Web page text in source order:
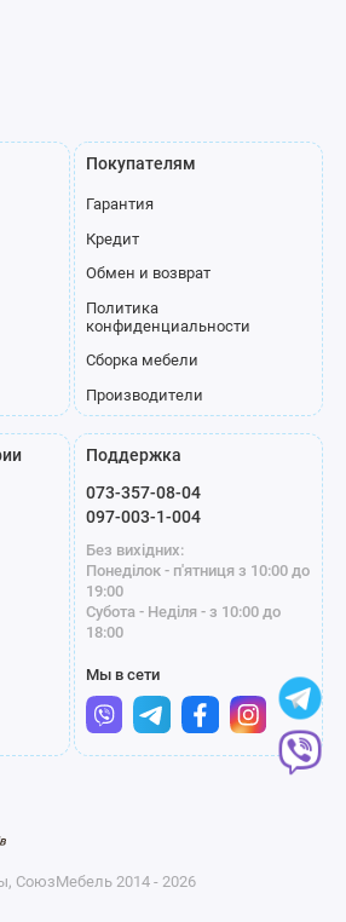
Покупателям
Гарантия
Кредит
Обмен и возврат
Политика
конфиденциальности
Сборка мебели
Производители
Поддержка
073-357-08-04
097-003-1-004
Без вихідних:
Понеділок - п'ятниця з 10:00 до
19:00
Субота - Неділя - з 10:00 до
18:00
Мы в сети
СоюзМебель 2014 - 2026